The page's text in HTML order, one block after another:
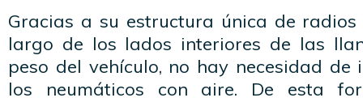
Gracias a su estructura única de
largo de los lados interiores de las
peso del vehículo, no hay necesidad de
los neumáticos con aire. De esta